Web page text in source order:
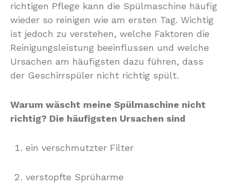
richtigen Pflege kann die Spülmaschine häufig
wieder so reinigen wie am ersten Tag. Wichtig
ist jedoch zu verstehen, welche Faktoren die
Reinigungsleistung beeinflussen und welche
Ursachen am häufigsten dazu führen, dass
der Geschirrspüler nicht richtig spült.
Warum wäscht meine Spülmaschine nicht
richtig? Die häufigsten Ursachen sind
ein verschmutzter Filter
verstopfte Sprüharme